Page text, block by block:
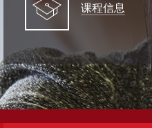
课程信息